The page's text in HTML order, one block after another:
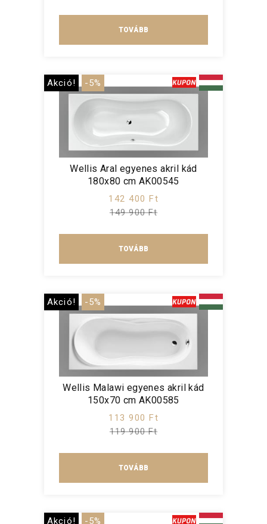
TOVÁBB
Akció! -5%
Wellis Aral egyenes akril kád
180x80 cm AK00545
142 400 Ft
149 900 Ft
TOVÁBB
Akció! -5%
Wellis Malawi egyenes akril kád
150x70 cm AK00585
113 900 Ft
119 900 Ft
TOVÁBB
Akció! -5%